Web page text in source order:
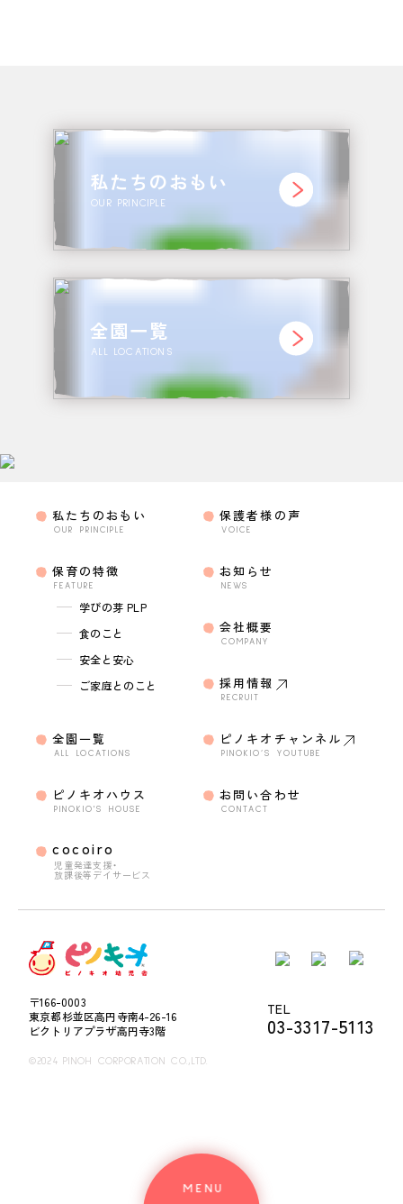
MENU
私たちのおもい
OUR PRINCIPLE
全園一覧
ALL LOCATIONS
〒166-0003
東京都杉並区高円寺南4-26-16
ビクトリアプラザ高円寺3階
TEL
03-3317-5113
©2024 PINOH CORPORATION CO.,LTD.
私たちのおもい
OUR PRINCIPLE
保育の特徴
FEATURE
学びの芽 PLP
食のこと
安全と安心
ご家庭とのこと
全園一覧
ALL LOCATIONS
ピノキオハウス
PINOKIO'S HOUSE
cocoiro
児童発達支援・
放課後等デイサービス
保護者様の声
VOICE
お知らせ
NEWS
会社概要
COMPANY
採用情報
RECRUIT
ピノキオチャンネル
PINOKIO’S YOUTUBE
お問い合わせ
CONTACT